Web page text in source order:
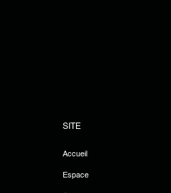
SITE
Accueil
Espace